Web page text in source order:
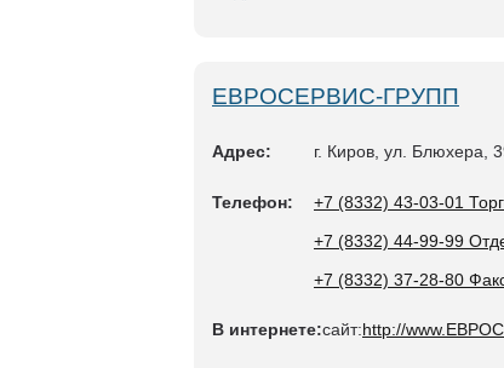
ЕВРОСЕРВИС-ГРУПП
Адрес: г. Киров, ул. Блюхера,
Телефон:
+7 (8332) 43-03-01
+7 (8332) 44-99-99
+7 (8332) 37-28-80
В интернете:сайт:http://